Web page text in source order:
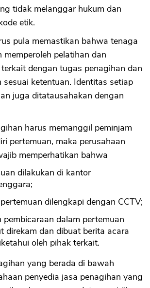
tidak melanggar hukum dan
etik.
pula memastikan bahwa tenaga
memperoleh pelatihan dan
dengan tugas penagihan dan
sesuai ketentuan. Identitas setiap
juga ditatausahakan dengan
harus memanggil peminjam
pertemuan, maka perusahaan
memperhatikan bahwa
dilakukan di kantor
dilengkapi dengan CCTV;
pembicaraan dalam pertemuan
direkam dan dibuat berita acara
oleh pihak terkait.
yang berada di bawah
penyedia jasa penagihan yang